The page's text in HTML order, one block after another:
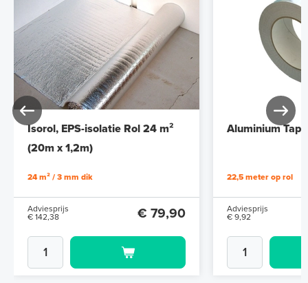
Isorol, EPS-isolatie Rol 24 m²
(20m x 1,2m)
24 m² / 3 mm dik
Adviesprijs
€ 142,38
€ 79,90
Aluminium
22,5 meter op rol
Adviesprijs
€ 9,92